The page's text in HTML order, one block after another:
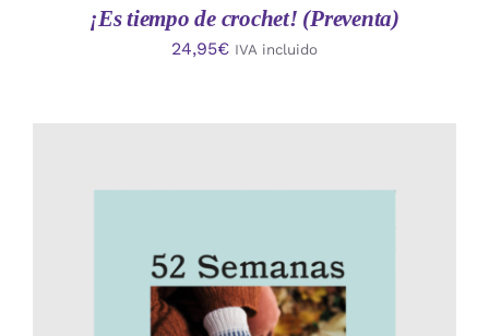
¡Es tiempo de crochet! (Preventa)
24,95€ IVA incluido